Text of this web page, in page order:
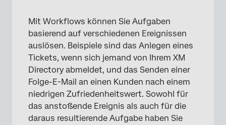
Workflow
Geplante Workflows vs. Ereignisbasierte
Workflows
Reihenfolge der Aufgaben in einem
Workflow
Navigieren in Workflows
Vorhandene Workflows verwalten
Mit Workflows können Sie Aufgaben
basierend auf verschiedenen Ereignissen
auslösen. Beispiele sind das Anlegen eines
Tickets, wenn sich jemand von Ihrem XM
Directory abmeldet, und das Senden einer
Folge-E-Mail an einen Kunden nach einem
niedrigen Zufriedenheitswert. Sowohl für
das anstoßende Ereignis als auch für die
daraus resultierende Aufgabe haben Sie